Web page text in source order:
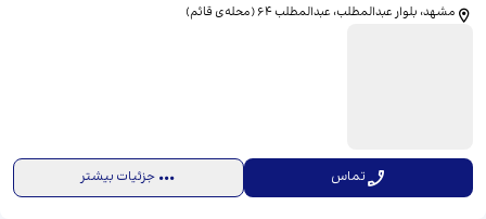
مشهد، بلوار عبدالمطلب، عبدالمطلب 64 (محله‌ی قائم)
تماس جزئیات بیشتر